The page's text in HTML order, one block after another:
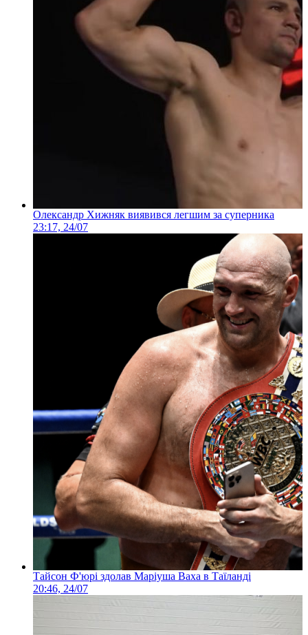
Олександр Хижняк виявився легшим за суперника
23:17, 24/07
Тайсон Ф'юрі здолав Маріуша Ваха в Таїланді
20:46, 24/07